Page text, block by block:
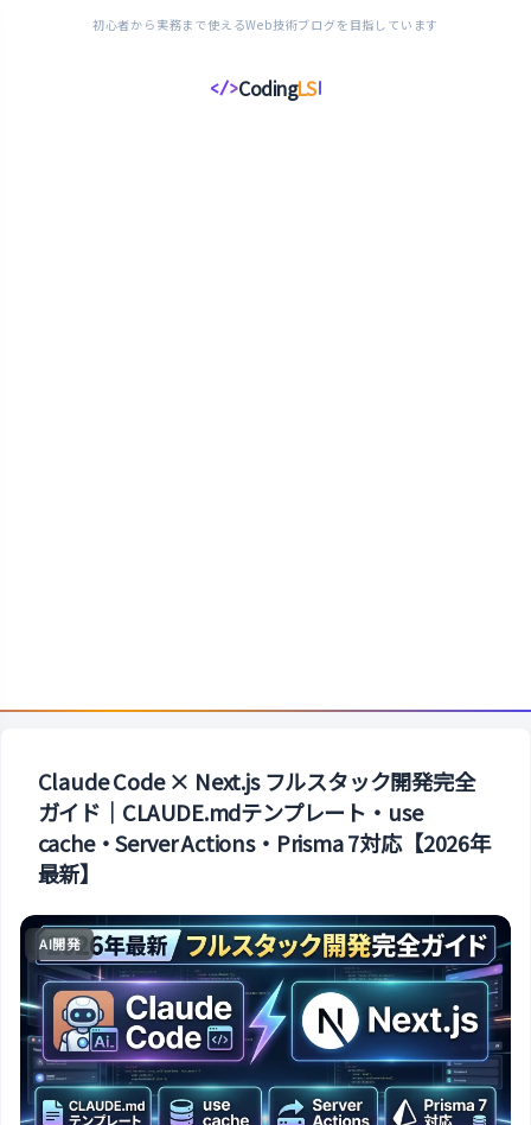
初心者から実務まで使えるWeb技術ブログを目指しています
</>CodingLS
コ
Claude Code × Next.js フルスタック開発完全
ガイド｜CLAUDE.mdテンプレート・use
cache・Server Actions・Prisma 7対応【2026年
最新】
AI開発